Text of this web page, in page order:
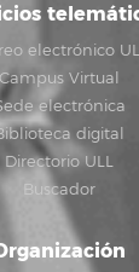
electrónico
Campus Virtual
electrónica
digital
Directorio ULL
Buscador